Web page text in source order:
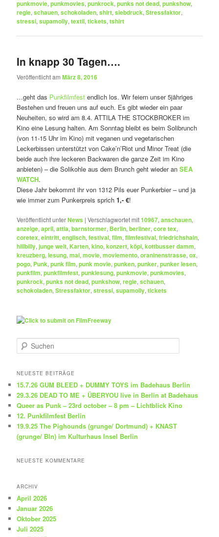
punkmovie,punkmovies,punkrock,punks not dead,punkshow,
regie,schauen,schokoladen,shirt,siebdruck,Stressfaktor,
stressi,supamolly,textil,tickets,tshirt
In knapp 30 Tagen….
Veröffentlicht amMärz 8, 2016
…geht das Punkfilmfest endlich los. Wir feiern unser 5jähriges
Bestehen und freuen uns auf euch. Es gibt wieder ein paar
Neuheiten, so wird am 8.4. ATTILA THE STOCKBROKER im
Kino eine Lesung halten. Am Sonntag bleibt es beim Solibrunch
(von 11-15 Uhr im Kino) mit veganen und vegetarischen
Leckerbissen unterstützt von Cake’n’Riot und Minor Treat (die
beide auch ihre leckeren Backwaren die ganze Zeit im Kino
anbieten) – die Solikohle aus dem Brunch geht wieder anSEA
WATCH.
Diese Jahr bekommt ihr von 1312 Pils euer Punkerbier – und ja
wie immer zum Punkerpreis sprich1,- €!
Veröffentlicht unterNews |Verschlagwortet mit10967,anschauen,
anzeige,april,attia,barnstormer, Berlin,berliner,core tex,
coretex,eintritt,englisch,festival,film,filmfestival,friedrichshain,
hillbilly,junge welt, Karten,kino,konzert,köpi,kottbusser damm,
kreuzberg,lesung,mai,movie,moviemento,oraninenstrasse,ox,
pogo, Punk,punk film,punk movie,punken,punker,punker lesen,
punkfilm,punkfilmfest,punklesung,punkmovie,punkmovies,
punkrock,punks not dead,punkshow,regie,schauen,
schokoladen,Stressfaktor,stressi,supamolly,tickets
u
h
n
NEUESTE BEITRÄGE
15.7.26 GUM BLEED + DUMMY TOYS im Badehaus Berlin
29.3.26 DEAD TO ME + ÜBERYOU live in Berlin at Badehaus
Queer as Punk – 23rd october – 8 pm – Lichtblick Kino
12. Punkfilmfest Berlin
19.9.25 The Pighounds (grunge/ Dortmund) + KNAST
(grunge/ Bln) im Kulturhaus Insel Berlin
NEUESTE KOMMENTARE
ARCHIV
April 2026
Januar 2026
Oktober 2025
Juli 2025